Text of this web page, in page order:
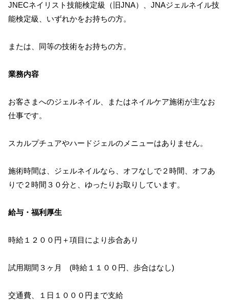
JNECネイリスト技能検定級（旧JNA）、JNAジェルネイル技
能検定級、いずれかをお持ちの方。
または、同等の技術をお持ちの方。
業務内容
お客さまへのジェルネイル、またはネイルケア施術が主なお
仕事です。
スカルプチュアやハードジェルのメニューはありません。
施術時間は、ジェルネイルなら、オフなしで２時間、オフあ
りで２時間３０分と、ゆったりお取りしています。
給与・福利厚生
時給１２００円＋項目により歩合あり
試用期間３ヶ月 (時給１１００円、歩合はなし)
交通費、１日１０００円まで支給